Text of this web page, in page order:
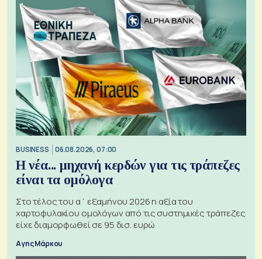
BUSINESS 06.08.2026, 07:00
Η νέα... μηχανή κερδών για τις τράπεζες
είναι τα ομόλογα
Στο τέλος του α΄ εξαμήνου 2026 η αξία του
χαρτοφυλακίου ομολόγων από τις συστημικές τράπεζες
είχε διαμορφωθεί σε 95 δισ. ευρώ
Αγης Μάρκου